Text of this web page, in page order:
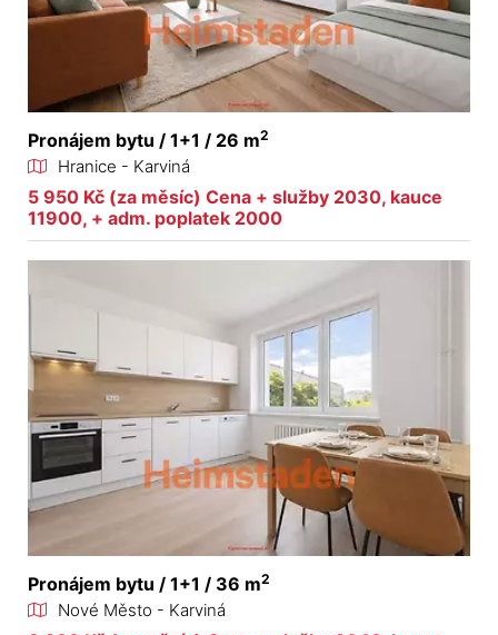
Pronájem bytu / 1+1 / 26 m2
Hranice - Karviná
5 950 Kč (za měsíc) Cena + služby 2030, kauce
11900, + adm. poplatek 2000
Pronájem bytu / 1+1 / 36 m2
Nové Město - Karviná